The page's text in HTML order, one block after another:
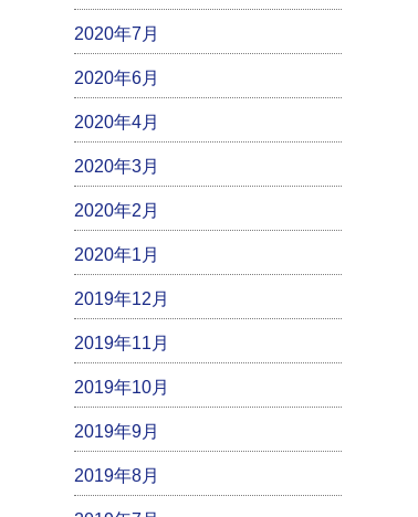
2020年7月
2020年6月
2020年4月
2020年3月
2020年2月
2020年1月
2019年12月
2019年11月
2019年10月
2019年9月
2019年8月